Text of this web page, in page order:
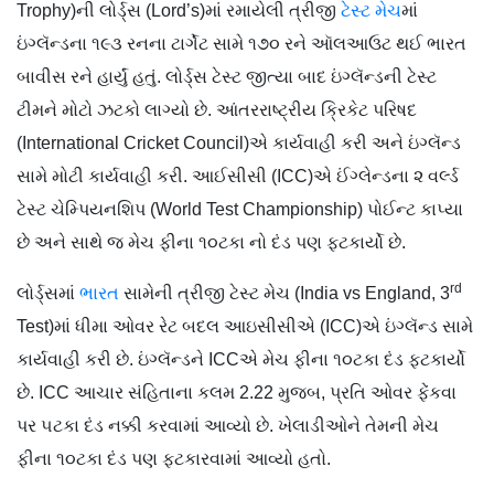
Trophy)ની લોર્ડ્સ (Lord’s)માં રમાયેલી ત્રીજી ટેસ્ટ મેચમાં
ઇંગ્લૅન્ડના ૧૯૩ રનના ટાર્ગેટ સામે ૧૭૦ રને ઑલઆઉટ થઈ ભારત
બાવીસ રને હાર્યું હતું. લોર્ડ્સ ટેસ્ટ જીત્યા બાદ ઇંગ્લૅન્ડની ટેસ્ટ
ટીમને મોટો ઝટકો લાગ્યો છે. આંતરરાષ્ટ્રીય ક્રિકેટ પરિષદ
(International Cricket Council)એ કાર્યવાહી કરી અને ઇંગ્લૅન્ડ
સામે મોટી કાર્યવાહી કરી. આઈસીસી (ICC)એ ઈંગ્લેન્ડના ૨ વર્લ્ડ
ટેસ્ટ ચેમ્પિયનશિપ (World Test Championship) પોઈન્ટ કાપ્યા
છે અને સાથે જ મેચ ફીના ૧૦ટકા નો દંડ પણ ફટકાર્યો છે.
લોર્ડ્સમાં ભારત સામેની ત્રીજી ટેસ્ટ મેચ (India vs England, 3rd
Test)માં ધીમા ઓવર રેટ બદલ આઇસીસીએ (ICC)એ ઇંગ્લૅન્ડ સામે
કાર્યવાહી કરી છે. ઇંગ્લૅન્ડને ICCએ મેચ ફીના ૧૦ટકા દંડ ફટકાર્યો
છે. ICC આચાર સંહિતાના કલમ 2.22 મુજબ, પ્રતિ ઓવર ફેંકવા
પર ૫ટકા દંડ નક્કી કરવામાં આવ્યો છે. ખેલાડીઓને તેમની મેચ
ફીના ૧૦ટકા દંડ પણ ફટકારવામાં આવ્યો હતો.